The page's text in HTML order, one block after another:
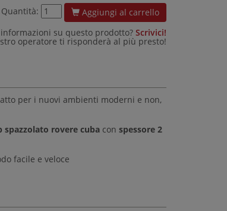
Quantità:
Aggiungi al carrello
su questo prodotto? Scrivici!
operatore ti risponderà al più presto!
per i nuovi ambienti moderni e non,
spazzolato rovere cubacon spessore 2
facile e veloce